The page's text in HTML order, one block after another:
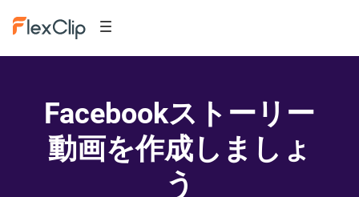
Facebookストーリー
動画を作成しましょ
う